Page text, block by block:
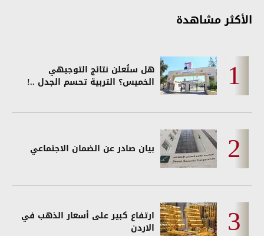
الأكثر مشاهدة
هل ستُعلن نتائج التوجيهي
الخميس؟ التربية تحسم الجدل ..!
بيان صادر عن الضمان الاجتماعي
ارتفاع كبير على أسعار الذهب في
الاردن